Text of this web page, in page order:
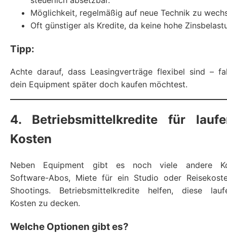
Möglichkeit, regelmäßig auf neue Technik zu
Oft günstiger als Kredite, da keine hohe
Tipp:
Achte darauf, dass Leasingverträge flexibel sind –
dein Equipment später doch kaufen möchtest.
4. Betriebsmittelkredite für
Kosten
Neben Equipment gibt es noch viele andere
Software-Abos, Miete für ein Studio oder
Shootings. Betriebsmittelkredite helfen, diese
Kosten zu decken.
Welche Optionen gibt es?